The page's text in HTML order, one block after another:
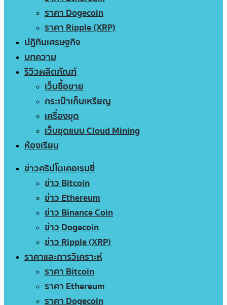
ราคา Dogecoin
ราคา Ripple (XRP)
ปฏิทินเศรษฐกิจ
บทความ
รีวิวผลิตภัณฑ์
เว็บซื้อขาย
กระเป๋าเก็บเหรียญ
เครื่องขุด
เว็บขุดแบบ Cloud Mining
ห้องเรียน
ข่าวคริปโตเคอเรนซี่
ข่าว Bitcoin
ข่าว Ethereum
ข่าว Binance Coin
ข่าว Dogecoin
ข่าว Ripple (XRP)
ราคาและการวิเคราะห์
ราคา Bitcoin
ราคา Ethereum
ราคา Dogecoin